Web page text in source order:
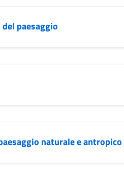
paesaggio
naturale e antropico